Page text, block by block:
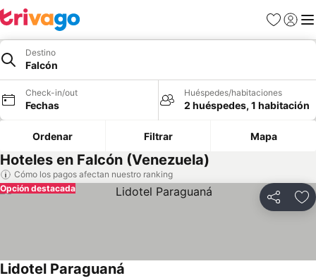
Favoritos
Iniciar
Destino
Falcón
Check-in/out
Fechas
Huéspedes/habitaciones
2 huéspedes, 1 habitación
Ordenar Filtrar Mapa
Hoteles en Falcón (Venezuela)
Cómo los pagos afectan nuestro ranking
Compartir
Opción destacada
Lidotel Paraguaná